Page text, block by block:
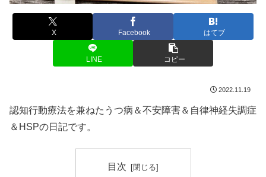
X Facebook はてブ
LINE コピー
2022.11.19
認知行動療法を兼ねたうつ病＆不安障害＆自律神経失調症
＆HSPの日記です。
目次